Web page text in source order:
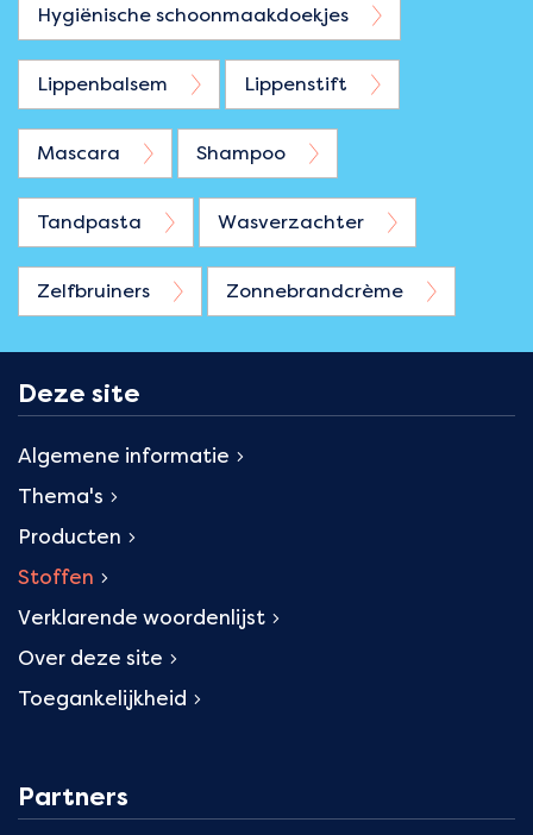
Hygiënische schoonmaakdoekjes
Lippenbalsem Lippenstift
Mascara Shampoo
Tandpasta Wasverzachter
Zelfbruiners Zonnebrandcrème
Deze site
Algemene informatie
Thema's
Producten
Stoffen
Verklarende woordenlijst
Over deze site
Toegankelijkheid
Partners